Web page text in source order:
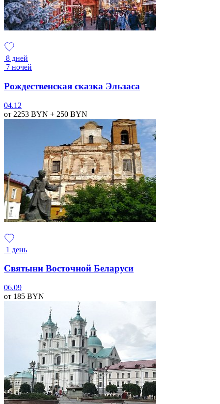
8 дней
7 ночей
Рождественская сказка Эльзаса
04.12
от 2253 BYN + 250 BYN
1 день
Святыни Восточной Беларуси
06.09
от 185 BYN